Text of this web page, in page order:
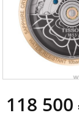
118 500